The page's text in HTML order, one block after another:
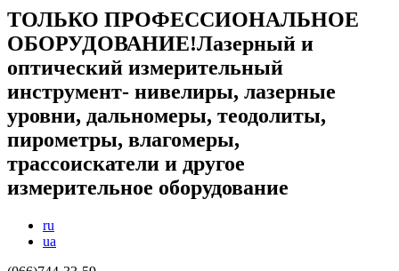
ТОЛЬКО ПРОФЕССИОНАЛЬНОЕ
ОБОРУДОВАНИЕ!Лазерный и
оптический измерительный
инструмент- нивелиры, лазерные
уровни, дальномеры, теодолиты,
пирометры, влагомеры,
трассоискатели и другое
измерительное оборудование
ru
ua